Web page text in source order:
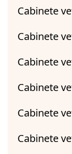
Cabinete
Cabinete
Cabinete
Cabinete
Cabinete
Cabinete